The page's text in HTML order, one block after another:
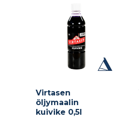
Virtasen
öljymaalin
kuivike 0,5l